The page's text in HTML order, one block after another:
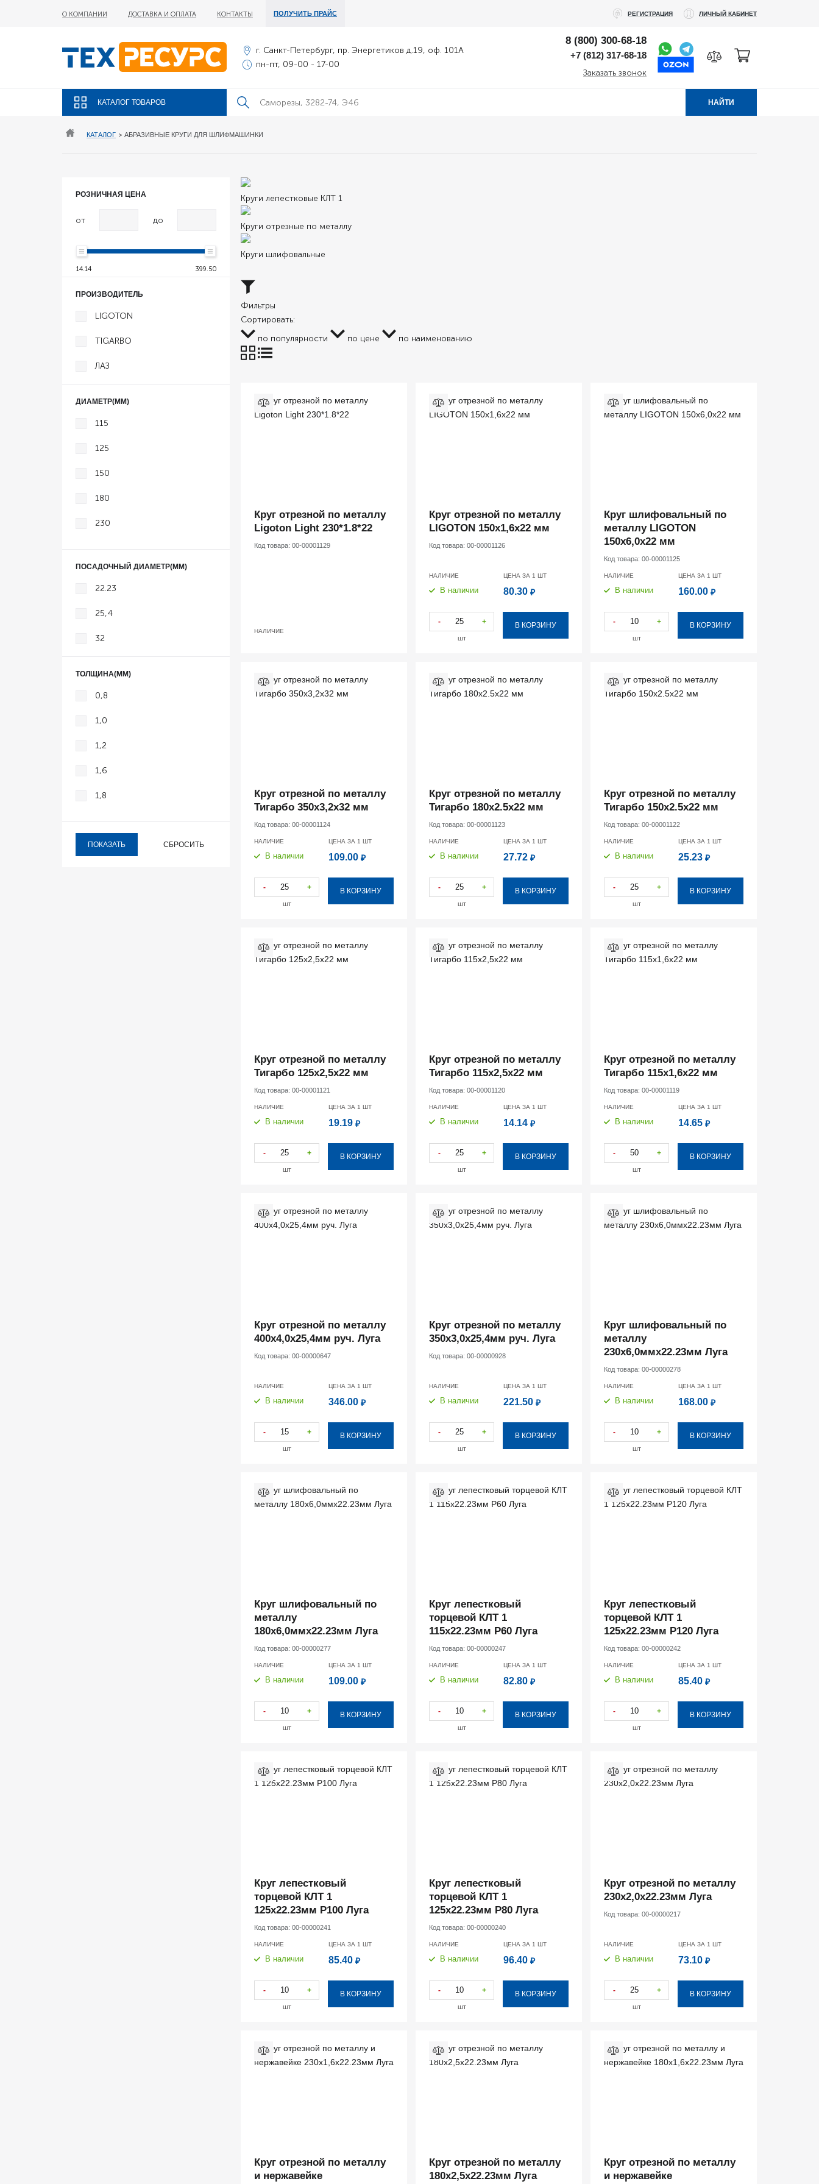
О КОМПАНИИ ДОСТАВКА И ОПЛАТА КОНТАКТЫ ПОЛУЧИТЬ ПРАЙС РЕГИСТРАЦИЯ ЛИЧНЫЙ КАБИНЕТ
г. Санкт-Петербург, пр. Энергетиков д.19, оф. 101А
пн-пт, 09-00 - 17-00
8 (800) 300-68-18
+7 (812) 317-68-18
Заказать звонок
КАТАЛОГ ТОВАРОВ НАЙТИ
КАТАЛОГ > АБРАЗИВНЫЕ КРУГИ ДЛЯ ШЛИФМАШИНКИ
РОЗНИЧНАЯ ЦЕНА
от до
14.14 399.50
ПРОИЗВОДИТЕЛЬ
LIGOTON
TIGARBO
ЛАЗ
ДИАМЕТР(ММ)
115
125
150
180
230
350
ПОСАДОЧНЫЙ ДИАМЕТР(ММ)
22.23
25,4
32
ТОЛЩИНА(ММ)
0,8
1,0
1,2
1,6
1,8
2,5
Круги лепестковые КЛТ 1
Круги отрезные по металлу
Круги шлифовальные
Фильтры
Сортировать:
по популярности
по цене по наименованию
Круг отрезной по металлу
Ligoton Light 230*1.8*22
Код товара: 00-00001129
НАЛИЧИЕ
Круг отрезной по металлу
LIGOTON 150х1,6х22 мм
Код товара: 00-00001126
НАЛИЧИЕ
В наличии
ЦЕНА ЗА 1 ШТ
80.30 ₽
- +
шт
В КОРЗИНУ
Круг шлифовальный по
металлу LIGOTON
150х6,0х22 мм
Код товара: 00-00001125
НАЛИЧИЕ
В наличии
ЦЕНА ЗА 1 ШТ
160.00 ₽
- +
шт
В КОРЗИНУ
Круг отрезной по металлу
Тигарбо 350х3,2х32 мм
Код товара: 00-00001124
НАЛИЧИЕ
В наличии
ЦЕНА ЗА 1 ШТ
109.00 ₽
- +
шт
В КОРЗИНУ
Круг отрезной по металлу
Тигарбо 180х2.5х22 мм
Код товара: 00-00001123
НАЛИЧИЕ
В наличии
ЦЕНА ЗА 1 ШТ
27.72 ₽
- +
шт
В КОРЗИНУ
Круг отрезной по металлу
Тигарбо 150х2.5х22 мм
Код товара: 00-00001122
НАЛИЧИЕ
В наличии
ЦЕНА ЗА 1 ШТ
25.23 ₽
- +
шт
В КОРЗИНУ
Круг отрезной по металлу
Тигарбо 125х2,5х22 мм
Код товара: 00-00001121
НАЛИЧИЕ
В наличии
ЦЕНА ЗА 1 ШТ
19.19 ₽
- +
шт
В КОРЗИНУ
Круг отрезной по металлу
Тигарбо 115х2,5х22 мм
Код товара: 00-00001120
НАЛИЧИЕ
В наличии
ЦЕНА ЗА 1 ШТ
14.14 ₽
- +
шт
В КОРЗИНУ
Круг отрезной по металлу
Тигарбо 115х1,6х22 мм
Код товара: 00-00001119
НАЛИЧИЕ
В наличии
ЦЕНА ЗА 1 ШТ
14.65 ₽
- +
шт
В КОРЗИНУ
Круг отрезной по металлу
400х4,0х25,4мм руч. Луга
Код товара: 00-00000647
НАЛИЧИЕ
В наличии
ЦЕНА ЗА 1 ШТ
346.00 ₽
- +
шт
В КОРЗИНУ
Круг отрезной по металлу
350х3,0х25,4мм руч. Луга
Код товара: 00-00000928
НАЛИЧИЕ
В наличии
ЦЕНА ЗА 1 ШТ
221.50 ₽
- +
шт
В КОРЗИНУ
Круг шлифовальный по
металлу
230х6,0ммх22.23мм Луга
Код товара: 00-00000278
НАЛИЧИЕ
В наличии
ЦЕНА ЗА 1 ШТ
168.00 ₽
- +
шт
В КОРЗИНУ
Круг шлифовальный по
металлу
180х6,0ммх22.23мм Луга
Код товара: 00-00000277
НАЛИЧИЕ
В наличии
ЦЕНА ЗА 1 ШТ
109.00 ₽
- +
шт
В КОРЗИНУ
Круг лепестковый
торцевой КЛТ 1
115х22.23мм Р60 Луга
Код товара: 00-00000247
НАЛИЧИЕ
В наличии
ЦЕНА ЗА 1 ШТ
82.80 ₽
- +
шт
В КОРЗИНУ
Круг лепестковый
торцевой КЛТ 1
125х22.23мм Р120 Луга
Код товара: 00-00000242
НАЛИЧИЕ
В наличии
ЦЕНА ЗА 1 ШТ
85.40 ₽
- +
шт
В КОРЗИНУ
Круг лепестковый
торцевой КЛТ 1
125х22.23мм Р100 Луга
Код товара: 00-00000241
НАЛИЧИЕ
В наличии
ЦЕНА ЗА 1 ШТ
85.40 ₽
- +
шт
В КОРЗИНУ
Круг лепестковый
торцевой КЛТ 1
125х22.23мм Р80 Луга
Код товара: 00-00000240
НАЛИЧИЕ
В наличии
ЦЕНА ЗА 1 ШТ
96.40 ₽
- +
шт
В КОРЗИНУ
Круг отрезной по металлу
230х2,0х22.23мм Луга
Код товара: 00-00000217
НАЛИЧИЕ
В наличии
ЦЕНА ЗА 1 ШТ
73.10 ₽
- +
шт
В КОРЗИНУ
Круг отрезной по металлу
и нержавейке
Круг отрезной по металлу
180х2,5х22.23мм Луга
Круг отрезной по металлу
и нержавейке